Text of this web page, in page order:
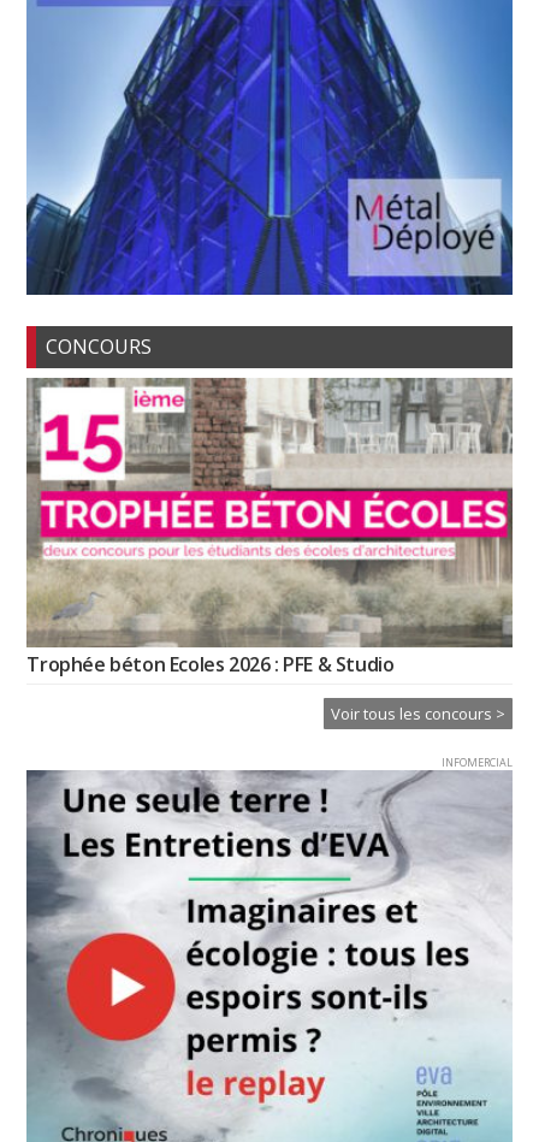
CONCOURS
Trophée béton Ecoles 2026 : PFE & Studio
Voir tous les concours >
INFOMERCIAL